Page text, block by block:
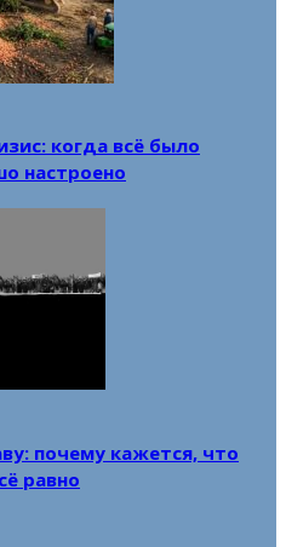
когда всё было
настроено
почему кажется, что
равно